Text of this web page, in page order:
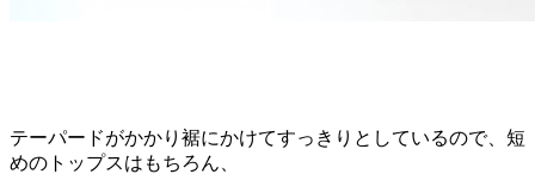
テーパードがかかり裾にかけてすっきりとしているので、短
めのトップスはもちろん、